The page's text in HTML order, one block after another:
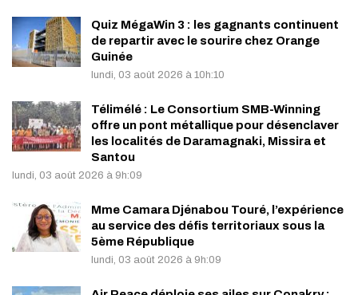
Quiz MégaWin 3 : les gagnants continuent
de repartir avec le sourire chez Orange
Guinée
lundi, 03 août 2026 à 10h:10
Télimélé : Le Consortium SMB-Winning
offre un pont métallique pour désenclaver
les localités de Daramagnaki, Missira et
Santou
lundi, 03 août 2026 à 9h:09
Mme Camara Djénabou Touré, l’expérience
au service des défis territoriaux sous la
5ème République
lundi, 03 août 2026 à 9h:09